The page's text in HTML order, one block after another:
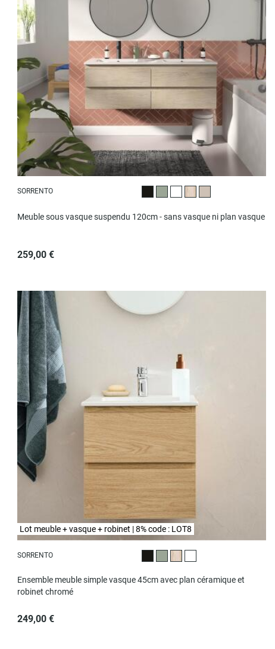
SORRENTO
Noir satiné
Vert satiné
Blanc brillant
Décor chêne
Beige satiné
Meuble sous vasque suspendu 120cm - sans vasque ni plan vasque
259,00 €
SORRENTO
Noir satiné
Vert satiné
Décor chêne
Blanc satiné
Ensemble meuble simple vasque 45cm avec plan céramique et
robinet chromé
249,00 €
Lot meuble + vasque + robinet | 8% code : LOT8